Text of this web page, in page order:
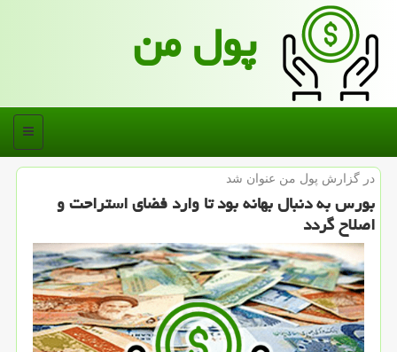
پول من
منو
در گزارش پول من عنوان شد
بورس به دنبال بهانه بود تا وارد فضای استراحت و
اصلاح گردد